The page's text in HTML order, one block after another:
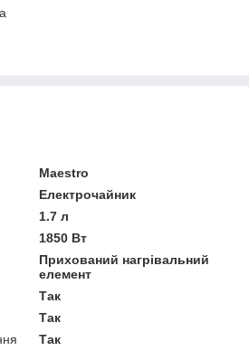
Maestro
Електрочайник
1.7 л
1850 Вт
Прихований нагрівальний
елемент
Так
Так
Так